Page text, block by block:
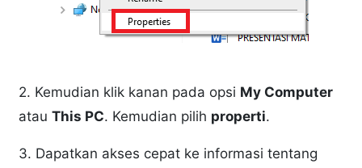
2. Kemudian klik kanan pada opsi My Computer
atauThis PC. Kemudian pilih properti.
3. Dapatkan akses cepat ke informasi tentang